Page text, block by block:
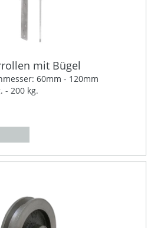
mit Bügel
60mm - 120mm
- 200 kg.